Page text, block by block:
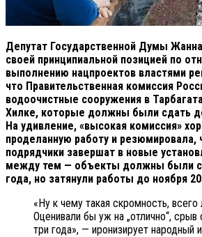
Депутат Государственной Думы
своей принципиальной позицией по
выполнению нацпроектов властями
что Правительственная комиссия
водоочистные сооружения в
Хилке, которые должны были сдать
На удивление, «высокая комиссия»
проделанную работу и резюмировала,
подрядчики завершат в новые
между тем — объекты должны были
года, но затянули работы до ноября
«Ну к чему такая скромность, всего
Оценивали бы уж на „отлично“, срыв
три года», — иронизирует народный